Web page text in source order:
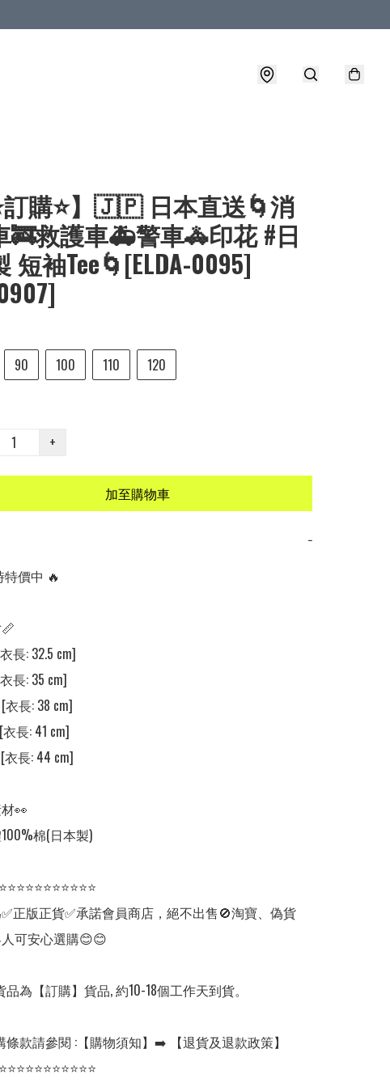
訂購⭐】🇯🇵 日本直送🌀消
🚒救護車🚑警車🚓印花 #日
短袖Tee🌀[ELDA-0095]
90 100 110 120
+
加至購物車
−
特價中 🔥
長: 32.5 cm]
長: 35 cm]
衣長: 38 cm]
衣長: 41 cm]
衣長: 44 cm]
👀
棉(日本製)
正版正貨✅承諾會員商店，絕不出售🚫淘寶、偽貨
可安心選購😊😊
為【訂購】貨品, 約10-18個工作天到貨。
條款請參閱 :【購物須知】➡️ 【退貨及退款政策】